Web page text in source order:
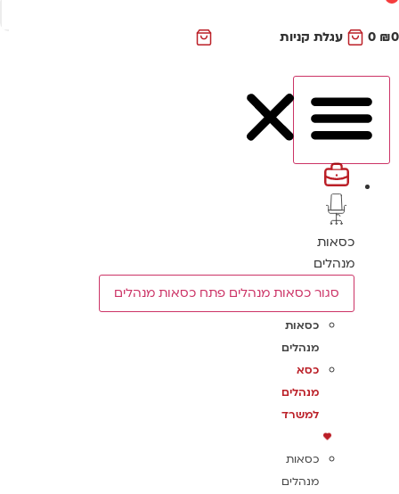
₪
0 עגלת קניות
כסאות
מנהלים
סגור כסאות מנהלים פתח כסאות מנהלים
כסאות
מנהלים
כסא
מנהלים
למשרד
כסאות
מנהלים